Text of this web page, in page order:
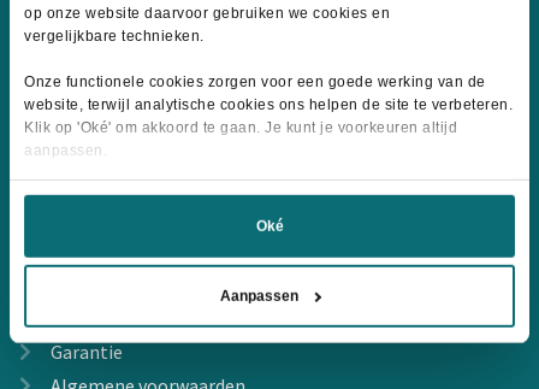
op onze website daarvoor gebruiken we cookies en
vergelijkbare technieken.
Onze functionele cookies zorgen voor een goede werking van de
website, terwijl analytische cookies ons helpen de site te verbeteren.
Klik op 'Oké' om akkoord te gaan. Je kunt je voorkeuren altijd
aanpassen.
Oké
Aanpassen
Informatie
Over ons
Contact
Levertijd & Verzendkosten
Garantie